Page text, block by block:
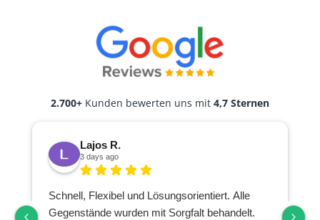
2.700+ Kunden bewerten uns mit 4,7 Sternen
Lajos R.
3 days ago
Schnell, Flexibel und Lösungsorientiert. Alle
Gegenstände wurden mit Sorgfalt behandelt.